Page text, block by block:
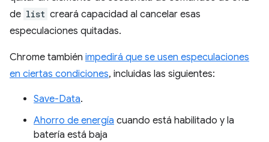
de list creará capacidad al cancelar esas
especulaciones quitadas.
Chrome también impedirá que se usen especulaciones
en ciertas condiciones, incluidas las siguientes:
Save-Data.
Ahorro de energía cuando está habilitado y la
batería está baja